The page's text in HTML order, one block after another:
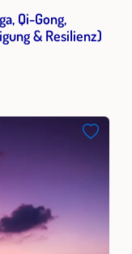
Qi-Gong,
& Resilienz)